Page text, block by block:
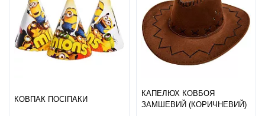
КОВПАК ПОСІПАКИ
КАПЕЛЮХ КОВБОЯ
ЗАМШЕВИЙ (КОРИЧНЕВИЙ)